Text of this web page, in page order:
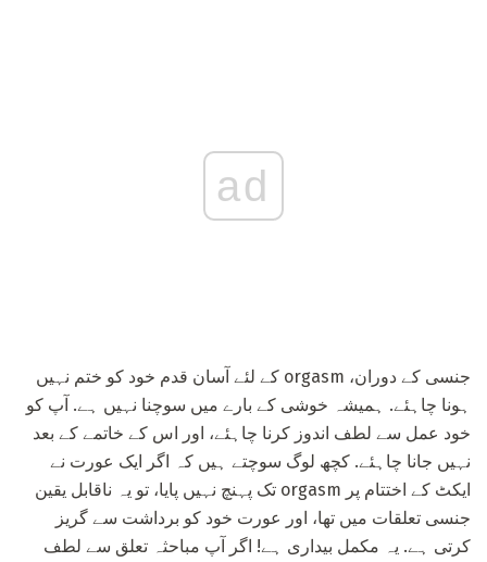
ad
جنسی کے دوران، orgasm کے لئے آسان قدم خود کو ختم نہیں
ہونا چاہئے. ہمیشہ خوشی کے بارے میں سوچنا نہیں ہے. آپ کو
خود عمل سے لطف اندوز کرنا چاہئے، اور اس کے خاتمے کے بعد
نہیں جانا چاہئے. کچھ لوگ سوچتے ہیں کہ اگر ایک عورت نے
ایکٹ کے اختتام پر orgasm تک پہنچ نہیں پایا، تو یہ ناقابل یقین
جنسی تعلقات میں تھا، اور عورت خود کو برداشت سے گریز
کرتی ہے. یہ مکمل بیداری ہے! اگر آپ مباحثہ تعلق سے لطف